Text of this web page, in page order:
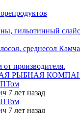
гильотинный
среднесол
производителя.
РЫБНАЯ
7 лет назад
7 лет назад